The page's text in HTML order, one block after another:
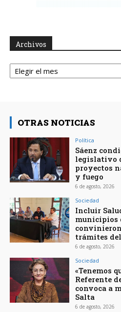
Archivos
Archivos
OTRAS NOTICIAS
Política
Sáenz
legislativo
proyectos
y fuego
6 de agosto, 2026
Sociedad
Incluir
municipios
trámites
6 de agosto, 2026
Sociedad
«Tenemos
Referente
convoca a
Salta
6 de agosto, 2026